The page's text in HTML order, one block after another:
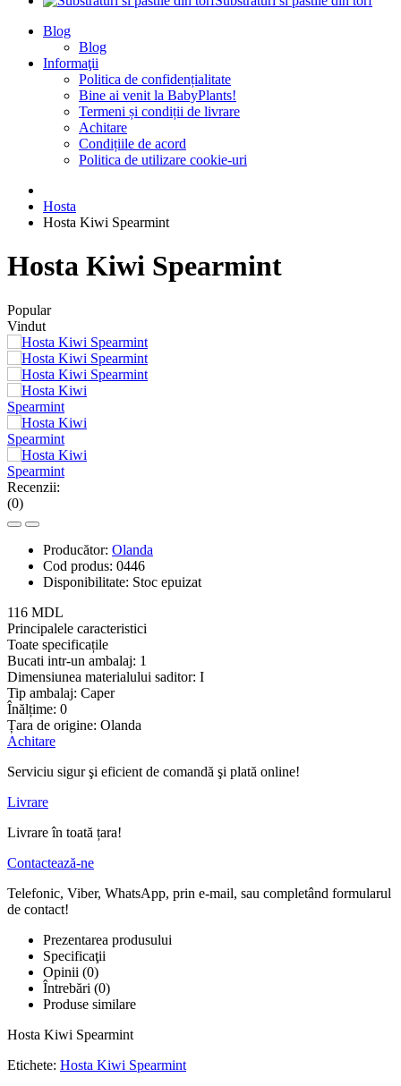
Blog
Blog
Informaţii
Politica de confidențialitate
Bine ai venit la BabyPlants!
Termeni și condiții de livrare
Achitare
Condițiile de acord
Politica de utilizare cookie-uri
Hosta
Hosta Kiwi Spearmint
Hosta Kiwi Spearmint
Popular
Vindut
Recenzii:
(0)
Producător: Olanda
Cod produs: 0446
Disponibilitate: Stoc epuizat
116 MDL
Principalele caracteristici
Toate specificațile
Bucati intr-un ambalaj: 1
Dimensiunea materialului saditor: I
Tip ambalaj: Caper
Înălțime: 0
Țara de origine: Olanda
Achitare
Serviciu sigur şi eficient de comandă şi plată online!
Livrare
Livrare în toată țara!
Contactează-ne
Telefonic, Viber, WhatsApp, prin e-mail, sau completând formularul
de contact!
Prezentarea produsului
Specificaţii
Opinii (0)
Întrebări (0)
Produse similare
Hosta Kiwi Spearmint
Etichete: Hosta Kiwi Spearmint